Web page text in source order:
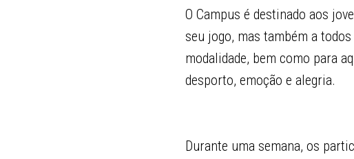
O Campus é destinado aos
seu jogo, mas também a
modalidade, bem como para
desporto, emoção e alegria.
Durante uma semana, os